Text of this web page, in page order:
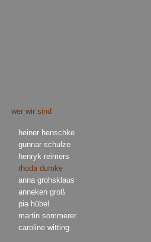
wer wir sind
heiner henschke
gunnar schulze
henryk reimers
rhoda dumke
anna grohsklaus
anneken groß
pia hübel
martin sommerer
caroline witting